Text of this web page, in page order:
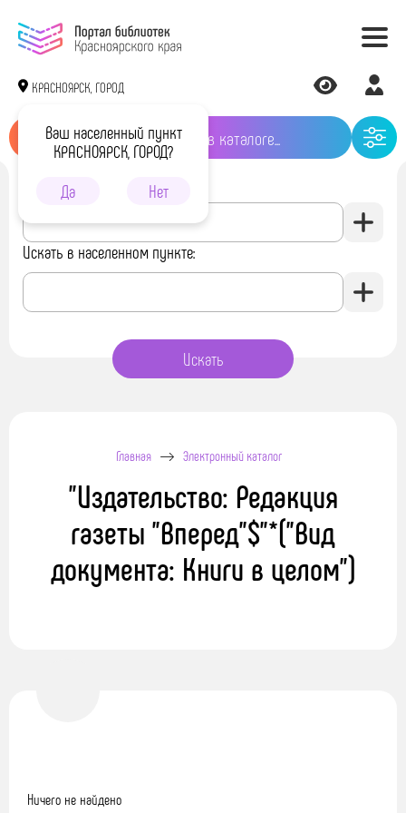
КРАСНОЯРСК, ГОРОД
Ваш населенный пункт
КРАСНОЯРСК, ГОРОД?
Да
Нет
Искать в библиотеке:
Искать в населенном пункте:
Главная Электронный каталог
"Издательство: Редакция
газеты "Вперед"$"*("Вид
документа: Книги в целом")
Ничего не найдено